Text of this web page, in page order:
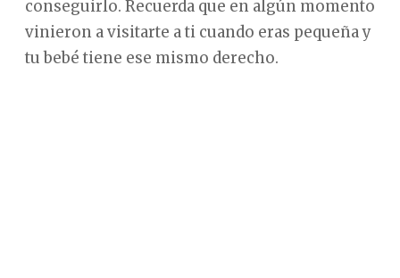
conseguirlo. Recuerda que en algún momento
vinieron a visitarte a ti cuando eras pequeña y
tu bebé tiene ese mismo derecho.